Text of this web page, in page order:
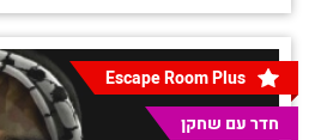
Escape Room Plus
חדר עם שחקן